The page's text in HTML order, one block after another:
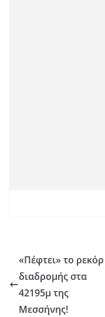
«Πέφτει» το ρεκόρ
διαδρομής στα
42195μ της
Μεσσήνης!